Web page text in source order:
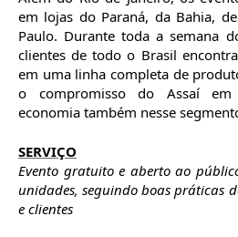
em lojas do Paraná, da Bahia,
Paulo. Durante toda a semana
clientes de todo o Brasil
em uma linha completa de
o compromisso do Assaí em
economia também nesse
SERVIÇO
Evento gratuito e aberto ao
unidades, seguindo boas práticas
e clientes